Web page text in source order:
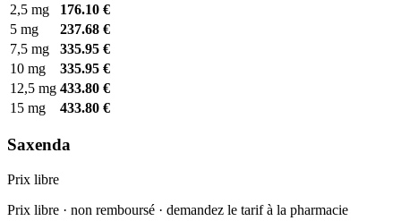
2,5 mg
176.10 €
5 mg
237.68 €
7,5 mg
335.95 €
10 mg
335.95 €
12,5 mg 433.80 €
15 mg
433.80 €
Saxenda
Prix libre
Prix libre · non remboursé · demandez le tarif à la pharmacie